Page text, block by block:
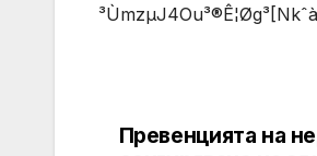
Post
Превенцията на